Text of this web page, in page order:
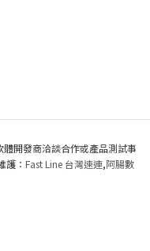
開發商洽談合作或產品測試事
護： Fast Line 台灣速連,阿腸數